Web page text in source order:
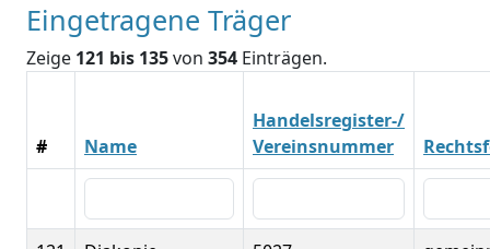
Eingetragene Träger
Zeige 121 bis 135von 354 Einträgen.
# Name
Handelsregister-/
Vereinsnummer